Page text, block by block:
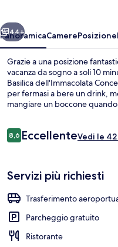
Avanti
44+
PanoramicaCamerePosizione
Grazie a una posizione
vacanza da sogno a soli 10
Basilica dell'Immacolata
per fermasi a bere un drink,
mangiare un boccone
Recensioni
8,68,6 su 10
EccellenteVedi le
Servizi più richiesti
Trasferimento
Parcheggio gratuito
Ristorante